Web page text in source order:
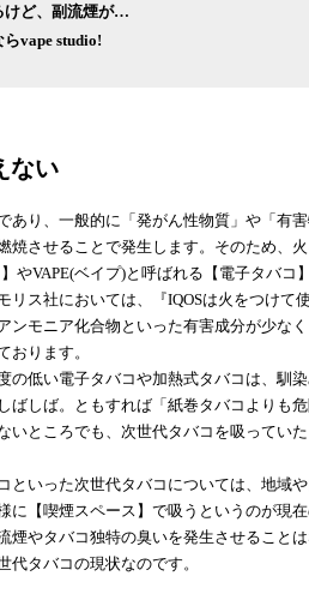
けど、副流煙が…
vape studio!
ない
あり、一般的に「発がん性物質」や「有
焼させることで発生します。そのため、
やVAPE(ベイプ)と呼ばれる【電子タバ
リス社においては、『IQOSは火をつけ
ンモニア化合物といった有害成分が少な
おります。
の低い電子タバコや加熱式タバコは、馴
ばしば。ともすれば「紙巻タバコよりも
いところでも、次世代タバコを吸って
といった次世代タバコについては、地域
に【喫煙スペース】で吸うというのが現
煙やタバコ独特の臭いを発生させること
代タバコの現状なのです。